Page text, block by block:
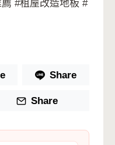
#租屋改造地板 #
Share
Share